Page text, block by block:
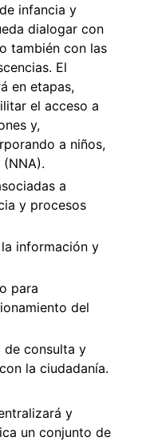
infancia y
dialogar con
también con las
El
en etapas,
el acceso a
y,
a niños,
a
y procesos
información y
para
del
de consulta y
la ciudadanía.
y
un conjunto de